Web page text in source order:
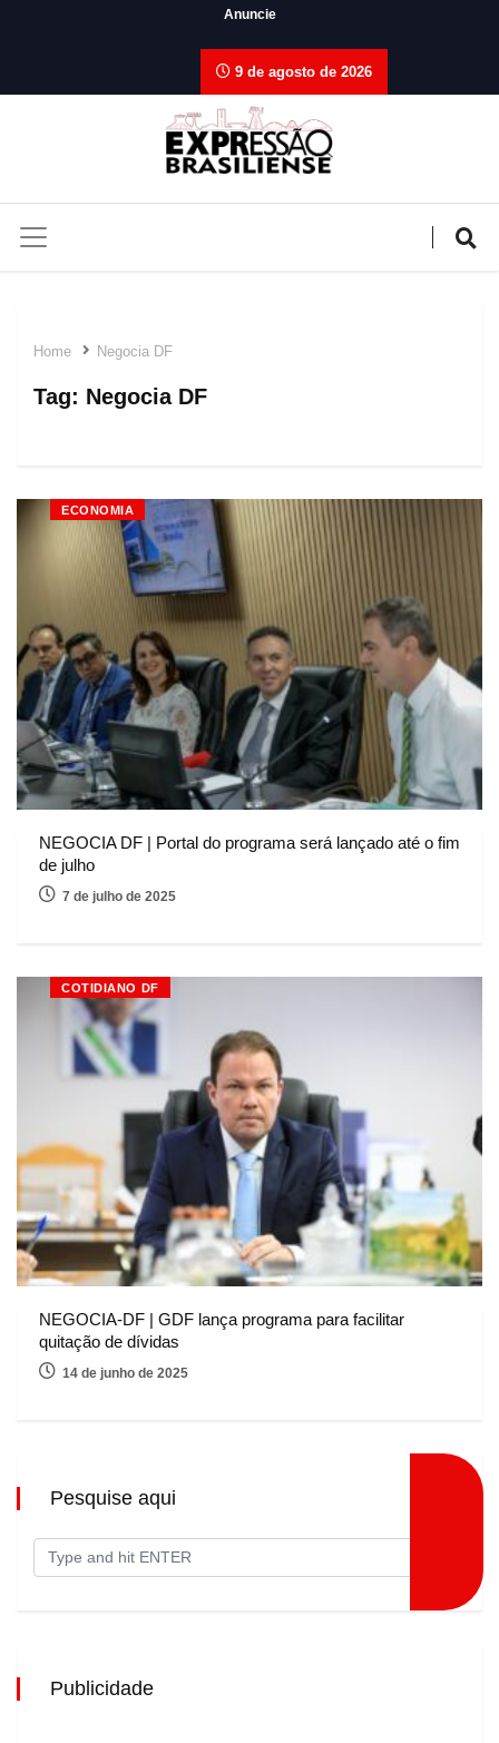
Anuncie
9 de agosto de 2026
Home Negocia DF
Tag: Negocia DF
ECONOMIA
NEGOCIA DF | Portal do programa será lançado até o fim
de julho
7 de julho de 2025
COTIDIANO DF
NEGOCIA-DF | GDF lança programa para facilitar
quitação de dívidas
14 de junho de 2025
Pesquise aqui
Publicidade